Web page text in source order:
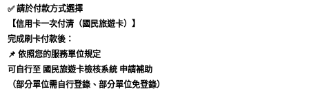
✅ 請於付款方式選擇
【信用卡一次付清（國民旅遊卡）】
完成刷卡付款後：
📌 依照您的服務單位規定
可自行至 國民旅遊卡檢核系統 申請補助
（部分單位需自行登錄、部分單位免登錄）